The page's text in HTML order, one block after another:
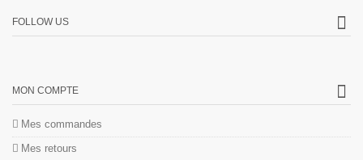
FOLLOW US
MON COMPTE
Mes commandes
Mes retours